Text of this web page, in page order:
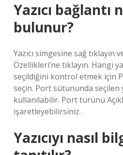
Yazıcı bağlantı
bulunur?
Yazıcı simgesine sağ tıklayın
Özellikleri’ne tıklayın. Hangi
seçildiğini kontrol etmek için
seçin. Port sütununda seçilen
kullanılabilir. Port türünü
işaretleyebilirsiniz.
Yazıcıyı nasıl